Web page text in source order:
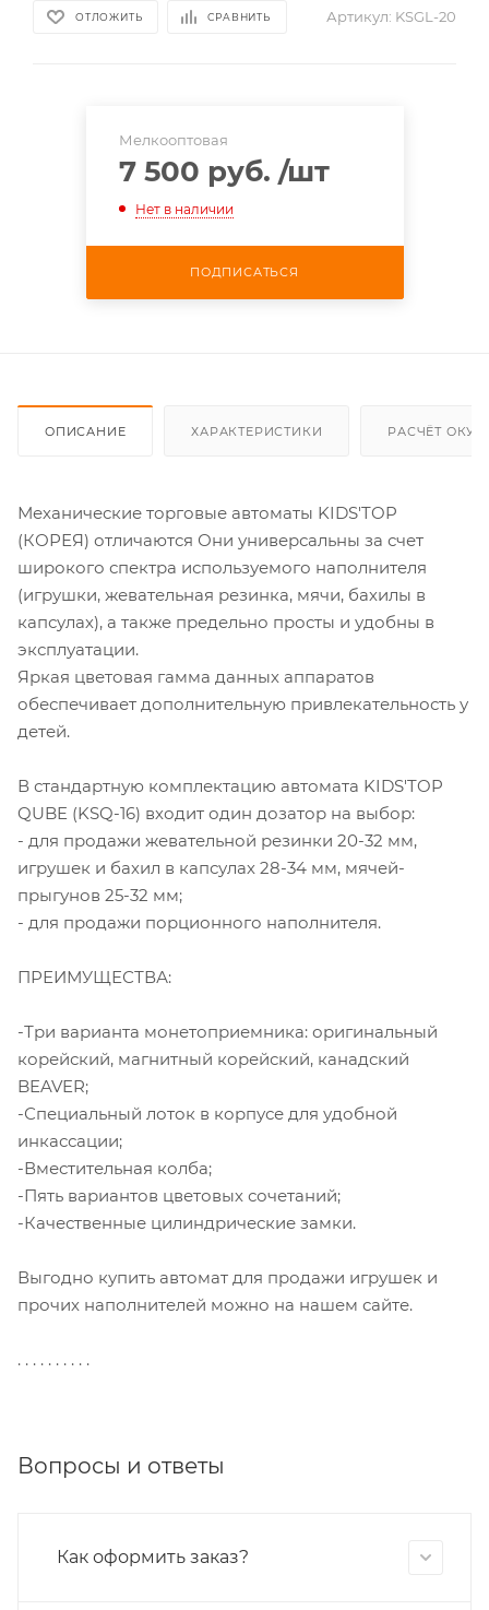
ОТЛОЖИТЬ СРАВНИТЬ Артикул: KSGL-20
Мелкооптовая
7 500 руб. /шт
Нет в наличии
ПОДПИСАТЬСЯ
ОПИСАНИЕ ХАРАКТЕРИСТИКИ РАСЧЁТ
Механические торговые автоматы KIDS'TOP
(КОРЕЯ) отличаются Они универсальны за счет
широкого спектра используемого наполнителя
(игрушки, жевательная резинка, мячи, бахилы в
капсулах), а также предельно просты и удобны в
эксплуатации.
Яркая цветовая гамма данных аппаратов
обеспечивает дополнительную привлекательность у
детей.
В стандартную комплектацию автомата KIDS'TOP
QUBE (KSQ-16) входит один дозатор на выбор:
- для продажи жевательной резинки 20-32 мм,
игрушек и бахил в капсулах 28-34 мм, мячей-
прыгунов 25-32 мм;
- для продажи порционного наполнителя.
ПРЕИМУЩЕСТВА:
-Три варианта монетоприемника: оригинальный
корейский, магнитный корейский, канадский
BEAVER;
-Специальный лоток в корпусе для удобной
инкассации;
-Вместительная колба;
-Пять вариантов цветовых сочетаний;
-Качественные цилиндрические замки.
Выгодно купить автомат для продажи игрушек и
прочих наполнителей можно на нашем сайте.
. . . . . . . . . .
Вопросы и ответы
Как оформить заказ?